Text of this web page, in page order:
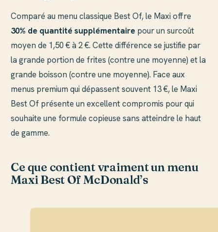
Comparé au menu classique Best Of, le Maxi offre
30% de quantité supplémentaire pour un surcoût
moyen de 1,50 € à 2 €. Cette différence se justifie par
la grande portion de frites (contre une moyenne) et la
grande boisson (contre une moyenne). Face aux
menus premium qui dépassent souvent 13 €, le Maxi
Best Of présente un excellent compromis pour qui
souhaite une formule copieuse sans atteindre le haut
de gamme.
Ce que contient vraiment un menu
Maxi Best Of McDonald’s